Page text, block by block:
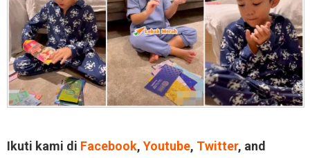
Ikuti kami di Facebook, Youtube, Twitter, and